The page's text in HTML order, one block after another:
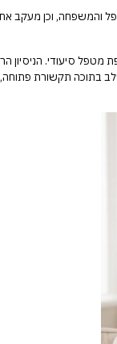
והמשפחה, וכן מעקב
מטפל סיעודי.
בתוכה תקשורת